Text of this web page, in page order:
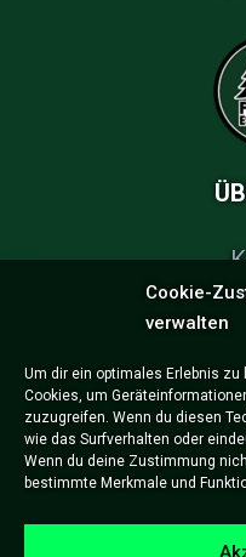
Cookie-
verwalten
Um dir ein optimales Erlebnis
Cookies, um
zuzugreifen. Wenn du diesen
wie das Surfverhalten oder
Wenn du deine Zustimmung
bestimmte Merkmale und